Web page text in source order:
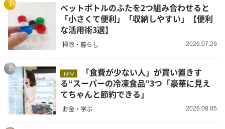
1
ペットボトルのふたを2つ組み合わせると
「小さくて便利」「収納しやすい」【便利
な活用術3選】
掃除・暮らし 2026.07.29
2
new
る“スーパーの冷凍食品”3つ「豪華に見え
てちゃんと節約できる」
お金・学ぶ 2026.08.05